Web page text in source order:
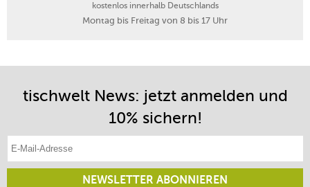
kostenlos innerhalb Deutschlands
Montag bis Freitag von 8 bis 17 Uhr
tischwelt News: jetzt anmelden und
10% sichern!
NEWSLETTER ABONNIEREN